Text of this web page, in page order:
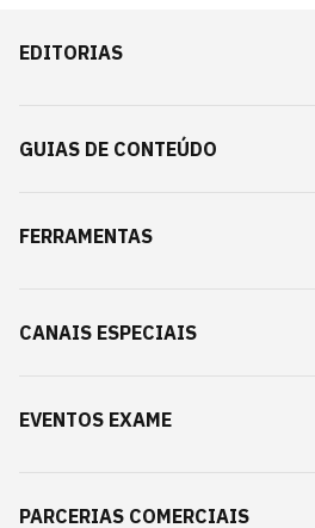
EDITORIAS
GUIAS DE CONTEÚDO
FERRAMENTAS
CANAIS ESPECIAIS
EVENTOS EXAME
PARCERIAS COMERCIAIS